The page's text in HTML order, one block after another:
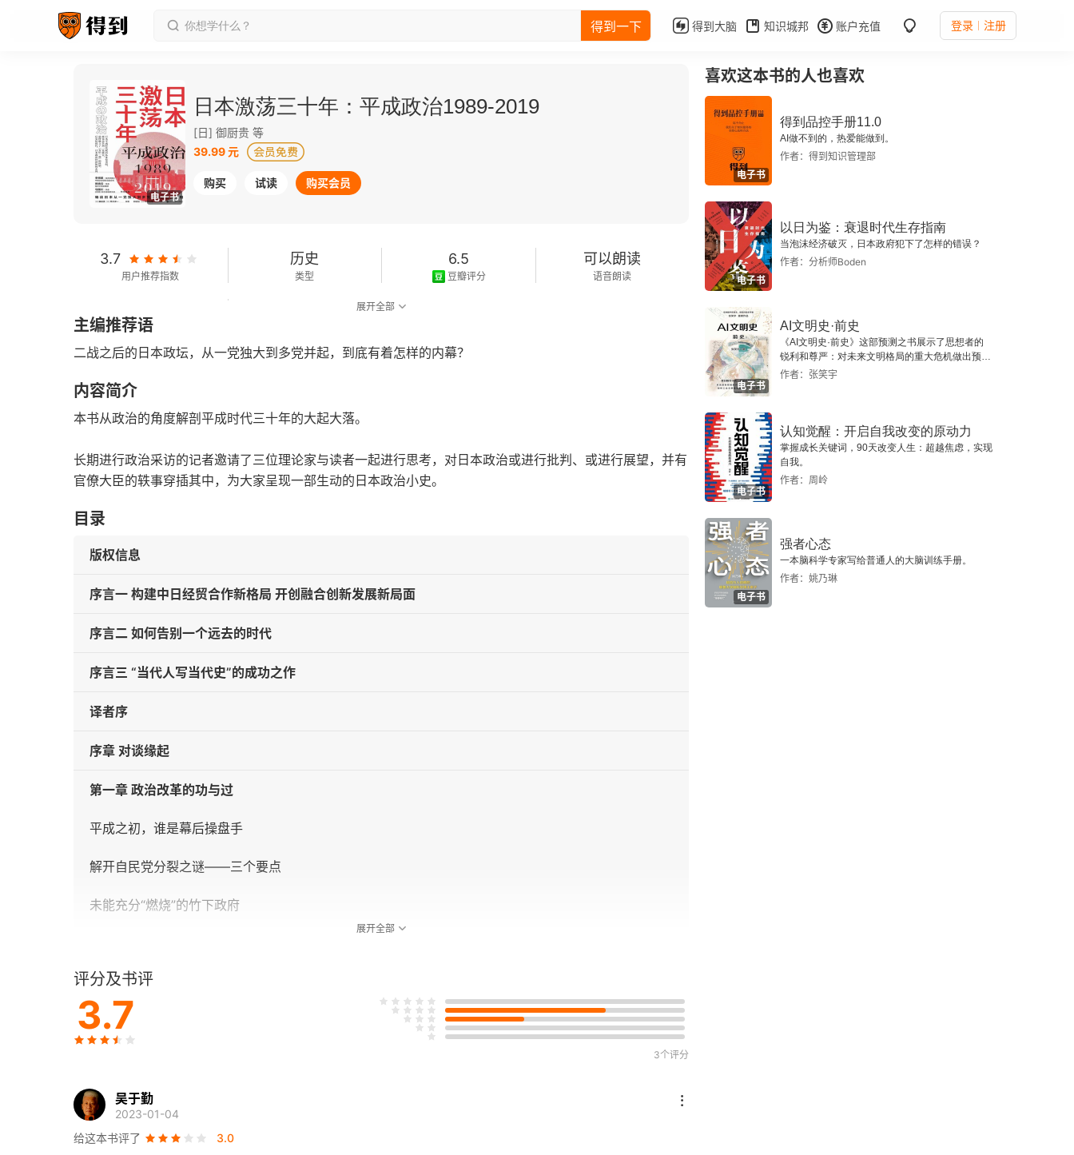
得到一下 得到大脑 知识城邦 账户充值 登录 注册
电子书
日本激荡三十年：平成政治1989-2019
[日] 御厨贵 等
39.99 元
购买 试读 购买会员
3.7
用户推荐指数
历史
类型
6.5
豆瓣评分
可以朗读
语音朗读
字数
展开全部
主编推荐语
二战之后的日本政坛，从一党独大到多党并起，到底有着怎样的内幕？
内容简介
本书从政治的角度解剖平成时代三十年的大起大落。
长期进行政治采访的记者邀请了三位理论家与读者一起进行思考，对日本政治或进行批判、或进行展望，并有
官僚大臣的轶事穿插其中，为大家呈现一部生动的日本政治小史。
目录
版权信息
序言一 构建中日经贸合作新格局 开创融合创新发展新局面
序言二 如何告别一个远去的时代
序言三 “当代人写当代史”的成功之作
译者序
序章 对谈缘起
第一章 政治改革的功与过
平成之初，谁是幕后操盘手
解开自民党分裂之谜——三个要点
未能充分“燃烧”的竹下政府
“自社先”联合政府失去政策上的对立关系
与旧制高中毕业的一代人同时消失的默契
因过度庞大而破裂的派系
金钱决定一切派系政治
展开全部
评分及书评
3.7
3个评分
吴于勤
2023-01-04
给这本书评了
3.0
喜欢这本书的人也喜欢
电子书
得到品控手册11.0
AI做不到的，热爱能做到。
作者：得到知识管理部
电子书
以日为鉴：衰退时代生存指南
当泡沫经济破灭，日本政府犯下了怎样的错误？
作者：分析师Boden
电子书
AI文明史·前史
《AI文明史·前史》这部预测之书展示了思想者的
锐利和尊严：对未来文明格局的重大危机做出预
警，提示人类做出智慧的选择。
作者：张笑宇
电子书
认知觉醒：开启自我改变的原动力
掌握成长关键词，90天改变人生：超越焦虑，实现
自我。
作者：周岭
电子书
强者心态
一本脑科学专家写给普通人的大脑训练手册。
作者：姚乃琳